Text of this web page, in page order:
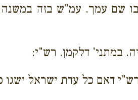
שם עמך. עמ"ש בזה
במתני' דלקמן. רש"י:
דאם כל עדת ישראל ישגו